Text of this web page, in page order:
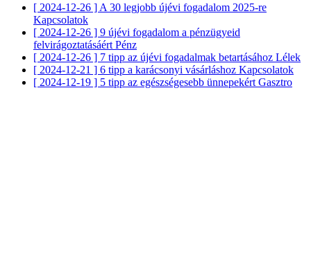
[ 2024-12-26 ] A 30 legjobb újévi fogadalom 2025-re
Kapcsolatok
[ 2024-12-26 ] 9 újévi fogadalom a pénzügyeid
felvirágoztatásáért Pénz
[ 2024-12-26 ] 7 tipp az újévi fogadalmak betartásához Lélek
[ 2024-12-21 ] 6 tipp a karácsonyi vásárláshoz Kapcsolatok
[ 2024-12-19 ] 5 tipp az egészségesebb ünnepekért Gasztro